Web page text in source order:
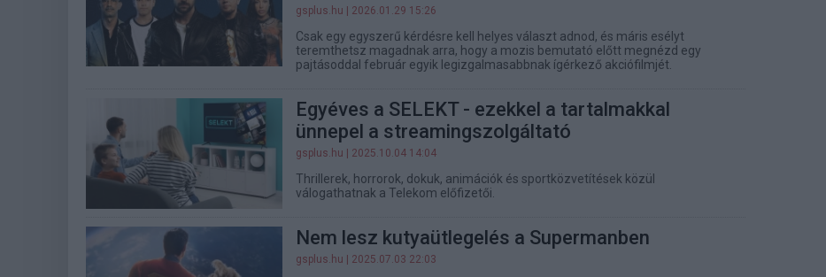
gsplus.hu | 2026.01.29 15:26
Csak egy egyszerű kérdésre kell helyes választ adnod, és máris esélyt
teremthetsz magadnak arra, hogy a mozis bemutató előtt megnézd egy
pajtásoddal február egyik legizgalmasabbnak ígérkező akciófilmjét.
Egyéves a SELEKT - ezekkel a tartalmakkal
ünnepel a streamingszolgáltató
gsplus.hu | 2025.10.04 14:04
Thrillerek, horrorok, dokuk, animációk és sportközvetítések közül
válogathatnak a Telekom előfizetői.
Nem lesz kutyaütlegelés a Supermanben
gsplus.hu | 2025.07.03 22:03